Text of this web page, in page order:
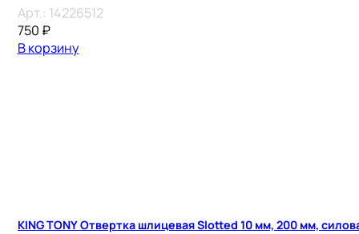
Арт.: 14226512
750 ₽
В корзину
KING TONY Отвертка шлицевая Slotted 10 мм, 200 мм,